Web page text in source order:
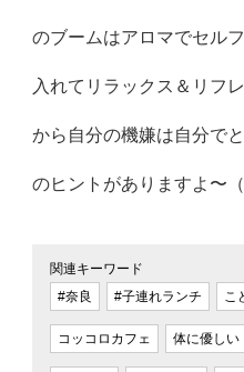
のブームはアロマでセル
入れてリラックス＆リフ
から自分の機嫌は自分で
のヒントがありますよ〜
関連キーワード
#奈良
#子連れランチ こ
コッコロカフェ 体に優しい